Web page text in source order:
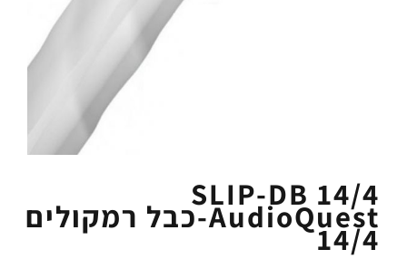
SLIP-DB 14/4
AudioQuest-כבל רמקולים
14/4